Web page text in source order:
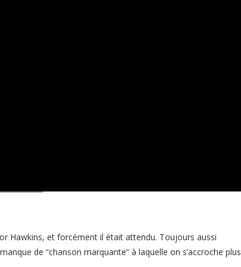
Hawkins, et forcément il était attendu. Toujours aussi
de “chanson marquante” à laquelle on s’accroche plus